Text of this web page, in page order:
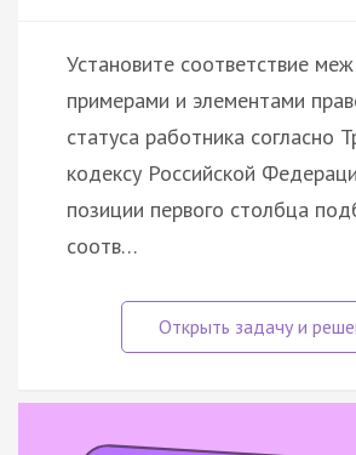
Установите соответствие
примерами и элементами
статуса работника согласно
кодексу Российской
позиции первого столбца
соотв…